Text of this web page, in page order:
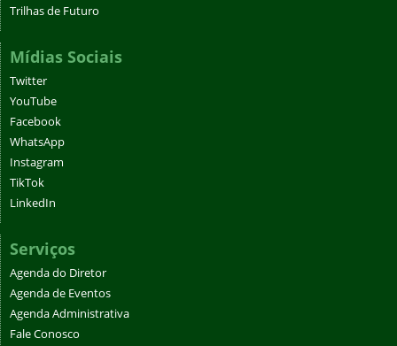
Trilhas de Futuro
Mídias Sociais
Twitter
YouTube
Facebook
WhatsApp
Instagram
TikTok
LinkedIn
Serviços
Agenda do Diretor
Agenda de Eventos
Agenda Administrativa
Fale Conosco